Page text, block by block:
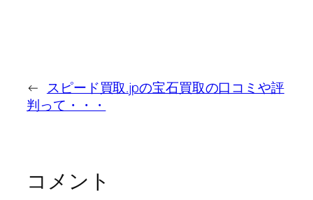
← スピード買取.jpの宝石買取の口コミや評
判って・・・
コメント